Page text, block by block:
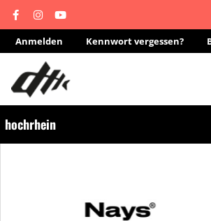
Anmelden Kennwort vergessen?
hochrhein